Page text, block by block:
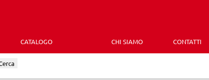
CATALOGO CHI SIAMO CONTATTI